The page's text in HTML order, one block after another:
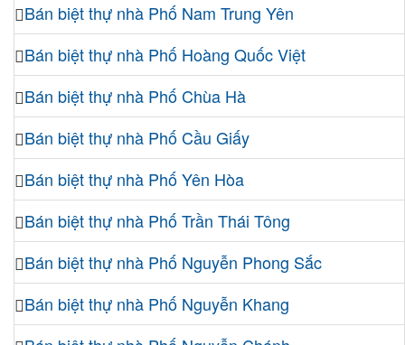
Bán biệt thự nhà Phố Nam Trung Yên
Bán biệt thự nhà Phố Hoàng Quốc Việt
Bán biệt thự nhà Phố Chùa Hà
Bán biệt thự nhà Phố Cầu Giấy
Bán biệt thự nhà Phố Yên Hòa
Bán biệt thự nhà Phố Trần Thái Tông
Bán biệt thự nhà Phố Nguyễn Phong Sắc
Bán biệt thự nhà Phố Nguyễn Khang